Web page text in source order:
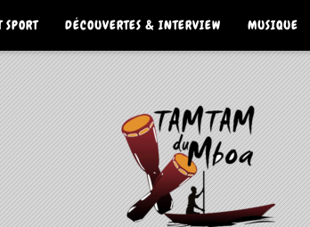
DÉCOUVERTES & INTERVIEW MUSIQUE